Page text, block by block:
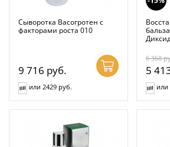
Сыворотка Васогротен с
факторами роста 010
9 716 руб.
или 2429 руб.
6 368
5
или